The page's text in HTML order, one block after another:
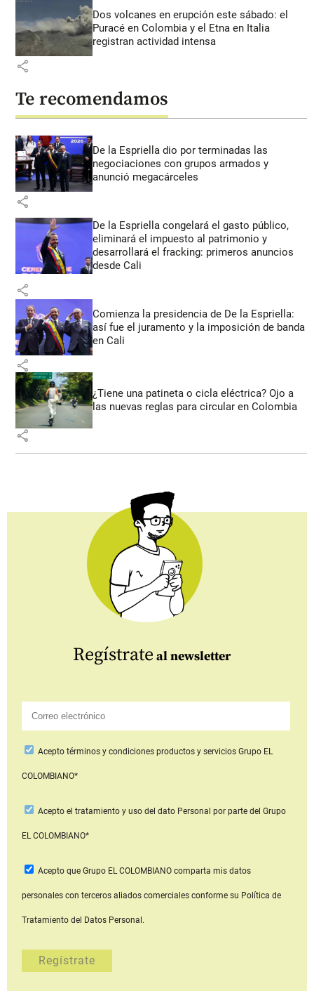
Dos volcanes en erupción este sábado: el
Puracé en Colombia y el Etna en Italia
registran actividad intensa
share
Te recomendamos
De la Espriella dio por terminadas las
negociaciones con grupos armados y
anunció megacárceles
share
De la Espriella congelará el gasto público,
eliminará el impuesto al patrimonio y
desarrollará el fracking: primeros anuncios
desde Cali
share
Comienza la presidencia de De la Espriella:
así fue el juramento y la imposición de banda
en Cali
share
¿Tiene una patineta o cicla eléctrica? Ojo a
las nuevas reglas para circular en Colombia
share
Regístrate al newsletter
Aceptotérminos y condiciones productos y serviciosGrupo EL
COLOMBIANO*
Acepto el tratamiento y uso del dato Personal por parte del Grupo
EL COLOMBIANO*
Acepto que Grupo EL COLOMBIANOcomparta mis datos
personales con terceros aliados comerciales conforme su Política de
Tratamiento del Datos Personal.